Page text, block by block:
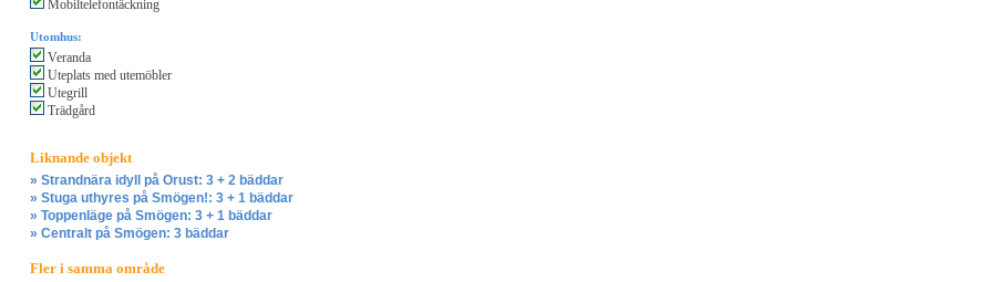
Mobiltelefontäckning
Utomhus:
Veranda
Uteplats med utemöbler
Utegrill
Trädgård
Liknande objekt
» Strandnära idyll på Orust: 3 + 2 bäddar
» Stuga uthyres på Smögen!: 3 + 1 bäddar
» Toppenläge på Smögen: 3 + 1 bäddar
» Centralt på Smögen: 3 bäddar
Fler i samma område